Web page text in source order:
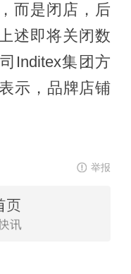
而是闭店，后
述即将关闭数
Inditex集团方
示，品牌店铺
举报